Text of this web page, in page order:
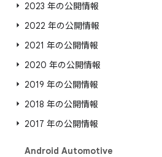
2023 年の公開情報
2022 年の公開情報
2021 年の公開情報
2020 年の公開情報
2019 年の公開情報
2018 年の公開情報
2017 年の公開情報
Android Automotive